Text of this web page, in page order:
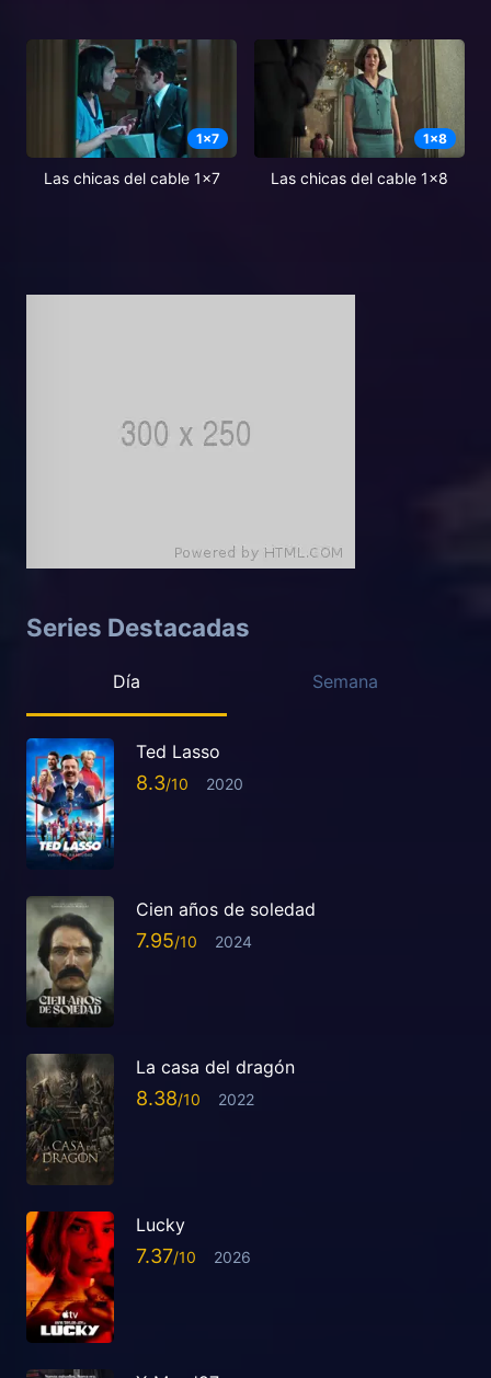
1x7
Las chicas del cable 1x7
1x8
Las chicas del cable 1x8
Series Destacadas
Día Semana
Ted Lasso
8.3 2020
Cien años de soledad
7.95 2024
La casa del dragón
8.38 2022
Lucky
7.37 2026